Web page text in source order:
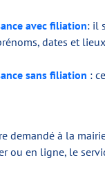
avec filiation: il
dates et
sans filiation :
demandé à la
ou en ligne, le